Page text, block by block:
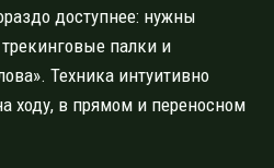
доступнее: нужны
палки и
Техника интуитивно
ходу, в прямом и переносном